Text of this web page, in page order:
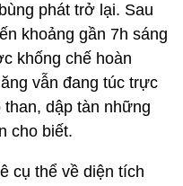
phát trở lại. Sau
khoảng gần 7h sáng
khống chế hoàn
vẫn đang túc trực
dập tàn những
cho biết.
cụ thể về diện tích